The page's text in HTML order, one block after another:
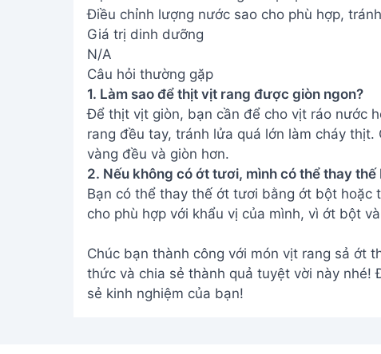
sẻ kinh nghiệm của bạn!
Address:Hẻm 283 Nguyễn Đình Chiểu, Hàm
Tiến , Phan Thiết
Email: [email protected]